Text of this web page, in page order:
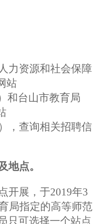
力资源和社会保障
站
和台山市教育局
，查询相关招聘信
地点。
开展，于2019年3
局指定的高等师范
只可选择一个站点